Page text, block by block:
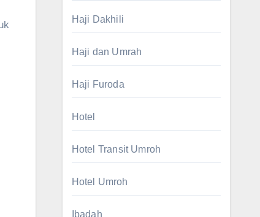
Haji Dakhili
Haji dan Umrah
Haji Furoda
Hotel
Hotel Transit Umroh
Hotel Umroh
Ibadah